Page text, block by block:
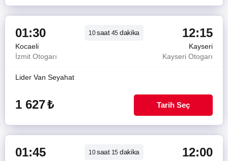
01:30 10saat45 dakika 12:15
Kocaeli
Kayseri
İzmit Otogarı
Kayseri Otogarı
Lider Van Seyahat
1 627₺ Tarih Seç
01:45 10saat15 dakika 12:00